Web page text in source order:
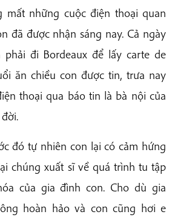
mất những cuộc điện thoại quan
đã được nhận sáng nay. Cả ngày
đi Bordeaux để lấy carte de
ăn chiều con được tin, trưa nay
thoại qua báo tin là bà nội của
đó tự nhiên con lại có cảm hứng
chúng xuất sĩ về quá trình tu tập
của gia đình con. Cho dù gia
hoàn hảo và con cũng hơi e